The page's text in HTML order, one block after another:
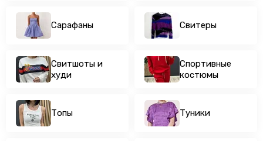
Сарафаны Свитеры
Свитшоты и
худи
Спортивные
костюмы
Топы Туники